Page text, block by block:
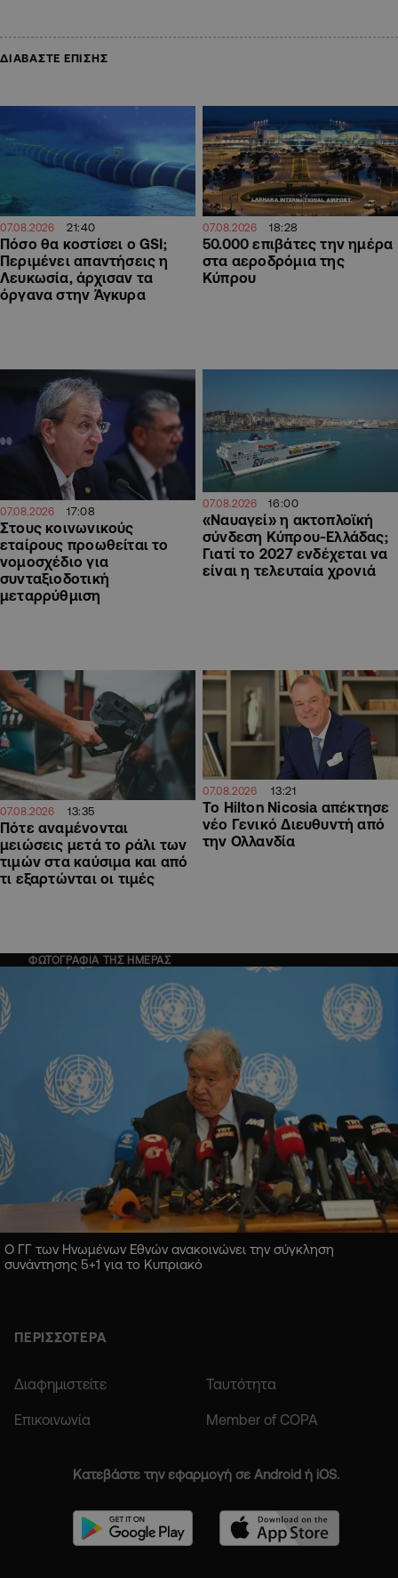
ΔΙΑΒΑΣΤΕ ΕΠΙΣΗΣ
07.08.2026 21:40
Πόσο θα κοστίσει ο GSI;
Περιμένει απαντήσεις η
Λευκωσία, άρχισαν τα
όργανα στην Άγκυρα
07.08.2026 18:28
50.000 επιβάτες την ημέρα
στα αεροδρόμια της
Κύπρου
07.08.2026 17:08
Στους κοινωνικούς
εταίρους προωθείται το
νομοσχέδιο για
συνταξιοδοτική
μεταρρύθμιση
07.08.2026 16:00
«Ναυαγεί» η ακτοπλοϊκή
σύνδεση Κύπρου-Ελλάδας;
Γιατί το 2027 ενδέχεται να
είναι η τελευταία χρονιά
07.08.2026 13:35
Πότε αναμένονται
μειώσεις μετά το ράλι των
τιμών στα καύσιμα και από
τι εξαρτώνται οι τιμές
07.08.2026 13:21
Το Hilton Nicosia απέκτησε
νέο Γενικό Διευθυντή από
την Ολλανδία
ΦΩΤΟΓΡΑΦΙΑ ΤΗΣ ΗΜΕΡΑΣ
Ο ΓΓ των Ηνωμένων Εθνών ανακοινώνει την σύγκληση
συνάντησης 5+1 για το Κυπριακό
ΠΕΡΙΣΣΟΤΕΡΑ
Διαφημιστείτε Ταυτότητα
Επικοινωνία Member of COPA
Κατεβάστε την εφαρμογή σε Android ή iOS.